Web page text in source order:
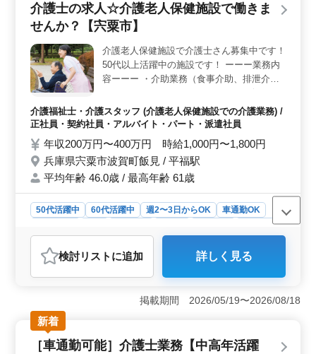
介護士の求人☆介護老人保健施設で働きま
せんか？【宍粟市】
介護老人保健施設で介護士さん募集中です！
50代以上活躍中の施設です！ ーーー業務内
容ーーー ・介助業務（食事介助、排泄介助
ションサポート ・書類作成、書類整理 ・サ
ービス利用者の家族との相談、助言 など ー
給 ・長期勤務可能 ・車通勤可能 経験重視の
採用を行っています！ 皆様のご応募お待ち
しております！
介護福祉士・介護スタッフ (介護老人保健施設での介護業務) /
正社員・契約社員・アルバイト・パート・派遣社員
年収200万円〜400万円 時給1,000円〜1,800円
兵庫県宍粟市波賀町飯見 / 平福駅
平均年齢 46.0歳 / 最高年齢 61歳
50代活躍中 60代活躍中 週2〜3日からOK
車通勤OK
派遣社員
介護福祉士・介護スタッフ
おすすめポイント
＜働く環境＞ 兵庫県宍粟市波賀町飯見に位置する介護
老人保健施設での介護士の求人です。50代以上の方も活
躍中で経験を重視した採用を行っています。週2〜3日か
らの勤務や車通勤も可能で長期的に安定して働ける環境
が整っています。 ＜やりがい＞ 食事介助や排泄介
助からレクリエーション、リハビリテーションサポート
検討リスト に追加 詳しく見る
掲載期間 2026/05/19〜2026/08/18
新着
［車通勤可能］介護士業務【中高年活躍